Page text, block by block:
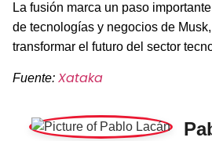
La fusión marca un paso
de tecnologías y negocios de
transformar el futuro del sector
Fuente: Xataka